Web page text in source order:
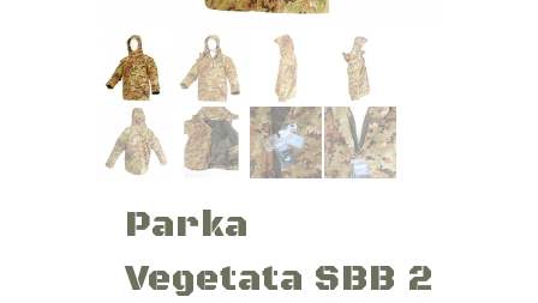
Parka
Vegetata SBB 2